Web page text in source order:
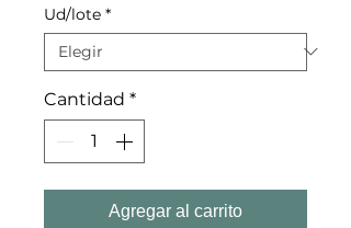
Ud/lote *
Cantidad *
Agregar al carrito